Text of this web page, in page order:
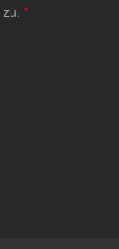
zu. *